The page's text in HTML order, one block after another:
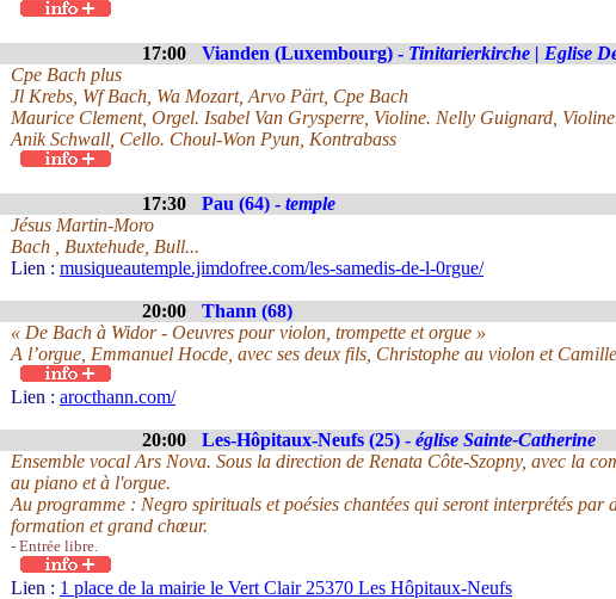
17:00 Vianden (Luxembourg) - Tinitarierkirche | Eglise
Cpe Bach plus
Jl Krebs, Wf Bach, Wa Mozart, Arvo Pärt, Cpe Bach
Maurice Clement, Orgel. Isabel Van Grysperre, Violine. Nelly Guignard,
Anik Schwall, Cello. Choul-Won Pyun, Kontrabass
17:30 Pau (64) - temple
Jésus Martin-Moro
Bach , Buxtehude, Bull...
Lien : musiqueautemple.jimdofree.com/les-samedis-de-l-0rgue/
20:00 Thann (68)
« De Bach à Widor - Oeuvres pour violon, trompette et orgue »
A l’orgue, Emmanuel Hocde, avec ses deux fils, Christophe au violon et
Lien : arocthann.com/
20:00 Les-Hôpitaux-Neufs (25) - église Sainte-Catherine
Ensemble vocal Ars Nova. Sous la direction de Renata Côte-Szopny, avec la
au piano et à l'orgue.
Au programme : Negro spirituals et poésies chantées qui seront interprétés par
formation et grand chœur.
- Entrée libre.
Lien : 1 place de la mairie le Vert Clair 25370 Les Hôpitaux-Neufs